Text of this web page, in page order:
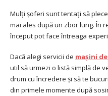
Mulți șoferi sunt tentați să
mai ales după un zbor lung. În
început pot face întreaga
Dacă alegi servicii de mașini
util să urmezi o listă simplă de
drum cu încredere și să te
din primele momente după